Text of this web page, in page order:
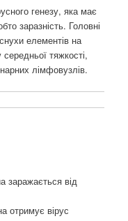
генезу, яка має
заразність. Головні
елементів на
середньої тяжкості,
лімфовузлів.
заражається від
отримує вірус